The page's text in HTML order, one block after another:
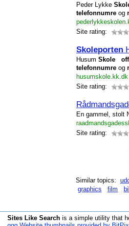
Peder Lykke
telefonnumre og
Site rating:
Skoleporten
Husum Skole
telefonnumre og
husumskole.kk.dk
Site rating:
En gammel, stolt
Site rating:
Similar topics:
graphics
film
Sites Like Search is a simple utility that